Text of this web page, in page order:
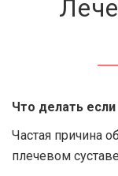
Что делать
Частая причина
плечевом